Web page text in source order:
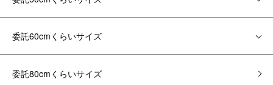
委託60cmくらいサイズ
委託80cmくらいサイズ